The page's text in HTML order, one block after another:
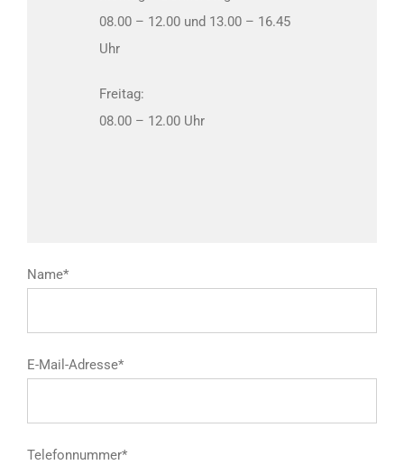
08.00 – 12.00 und 13.00 – 16.45
Uhr
Freitag:
08.00 – 12.00 Uhr
Name*
E-Mail-Adresse*
Telefonnummer*